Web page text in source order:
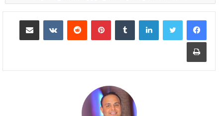
لينكدإن بينتيريست مشاركة عبر البريد
طباعة